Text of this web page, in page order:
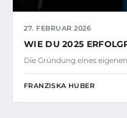
27. FEBRUAR 2026
WIE DU 2025
Die Gründung eines
FRANZISKA HUBER